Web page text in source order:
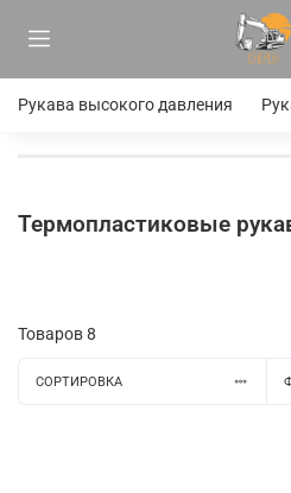
Рукава высокого давления
Термопластиковые
Товаров8
СОРТИРОВКА